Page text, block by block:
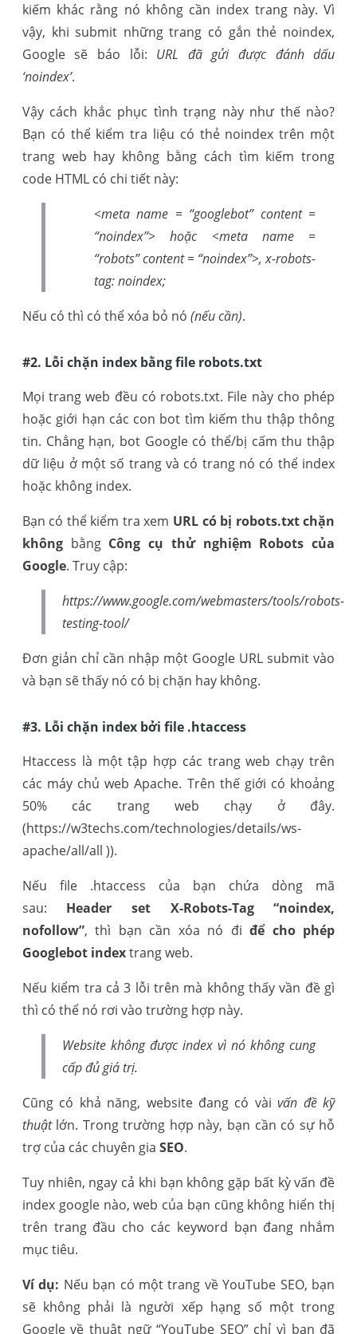
kiếm khác rằng nó không cần index trang này. Vì
vậy, khi submit những trang có gắn thẻ noindex,
Google sẽ báo lỗi: URL đã gửi được đánh dấu
‘noindex’.
Vậy cách khắc phục tình trạng này như thế nào?
Bạn có thể kiểm tra liệu có thẻ noindex trên một
trang web hay không bằng cách tìm kiếm trong
code HTML có chi tiết này:
<meta name = “googlebot” content =
“noindex”>hoặc <meta name =
“robots” content = “noindex”>, x-robots-
tag: noindex;
Nếu có thì có thể xóa bỏ nó (nếu cần).
#2. Lỗi chặn index bằng file robots.txt
Mọi trang web đều có robots.txt. File này cho phép
hoặc giới hạn các con bot tìm kiếm thu thập thông
tin. Chẳng hạn, bot Google có thể/bị cấm thu thập
dữ liệu ở một số trang và có trang nó có thể index
hoặc không index.
Bạn có thể kiểm tra xem URL có bị robots.txt chặn
khôngbằng Công cụ thử nghiệm Robots của
Google. Truy cập:
https://www.google.com/webmasters/tools/robots-
testing-tool/
Đơn giản chỉ cần nhập một Google URL submit vào
và bạn sẽ thấy nó có bị chặn hay không.
#3. Lỗi chặn index bởi file .htaccess
Htaccess là một tập hợp các trang web chạy trên
các máy chủ web Apache. Trên thế giới có khoảng
50% các trang web chạy ở đây.
(https://w3techs.com/technologies/details/ws-
apache/all/all )).
Nếu file .htaccess của bạn chứa dòng mã
sau: Header set X-Robots-Tag “noindex,
nofollow”, thì bạn cần xóa nó điđể cho phép
Googlebot indextrang web.
Nếu kiểm tra cả 3 lỗi trên mà không thấy vần đề gì
thì có thể nó rơi vào trường hợp này.
Website không được index vì nókhông cung
cấp đủ giá trị.
Cũng có khả năng, website đang có vàivấn đề kỹ
thuậtlớn. Trong trường hợp này, bạn cần có sự hỗ
trợ của các chuyên gia SEO.
Tuy nhiên, ngay cả khi bạn không gặp bất kỳ vấn đề
index google nào, web của bạn cũng không hiển thị
trên trang đầu cho các keyword bạn đang nhắm
mục tiêu.
Ví dụ: Nếu bạn có một trang về YouTube SEO, bạn
sẽ không phải là người xếp hạng số một trong
Google về thuật ngữ “YouTube SEO” chỉ vì bạn đã